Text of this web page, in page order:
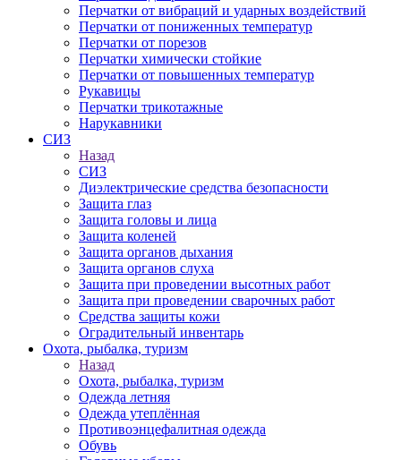
Перчатки от вибраций и ударных воздействий
Перчатки от пониженных температур
Перчатки от порезов
Перчатки химически стойкие
Перчатки от повышенных температур
Рукавицы
Перчатки трикотажные
Нарукавники
СИЗ
Назад
СИЗ
Диэлектрические средства безопасности
Защита глаз
Защита головы и лица
Защита коленей
Защита органов дыхания
Защита органов слуха
Защита при проведении высотных работ
Защита при проведении сварочных работ
Средства защиты кожи
Оградительный инвентарь
Охота, рыбалка, туризм
Назад
Охота, рыбалка, туризм
Одежда летняя
Одежда утеплённая
Противоэнцефалитная одежда
Обувь